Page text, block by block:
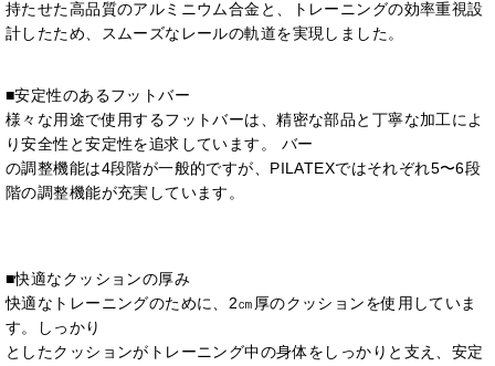
持たせた高品質のアルミニウム合金と、トレーニングの効率重視設
計したため、スムーズなレールの軌道を実現しました。
■安定性のあるフットバー
様々な用途で使用するフットバーは、精密な部品と丁寧な加工によ
り安全性と安定性を追求しています。 バー
の調整機能は4段階が一般的ですが、PILATEXではそれぞれ5〜6段
階の調整機能が充実しています。
■快適なクッションの厚み
快適なトレーニングのために、2㎝厚のクッションを使用していま
す。しっかり
としたクッションがトレーニング中の身体をしっかりと支え、安定